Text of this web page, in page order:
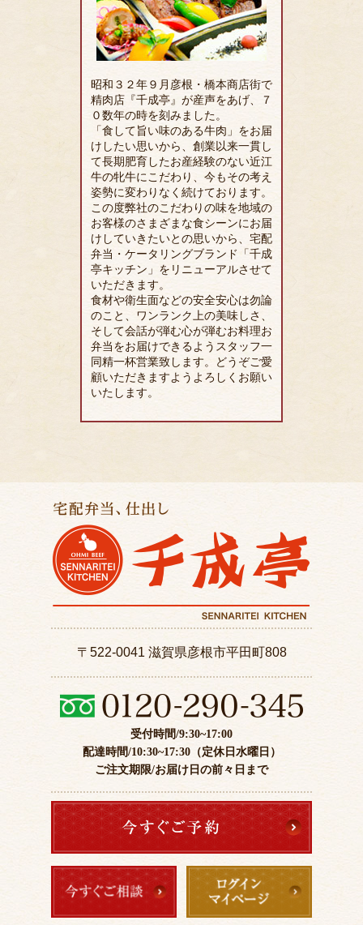
昭和３２年９月彦根・橋本商店街で
精肉店『千成亭』が産声をあげ、７
０数年の時を刻みました。
「食して旨い味のある牛肉」をお届
けしたい思いから、創業以来一貫し
て長期肥育したお産経験のない近江
牛の牝牛にこだわり、今もその考え
姿勢に変わりなく続けております。
この度弊社のこだわりの味を地域の
お客様のさまざまな食シーンにお届
けしていきたいとの思いから、宅配
弁当・ケータリングブランド「千成
亭キッチン」をリニューアルさせて
いただきます。
食材や衛生面などの安全安心は勿論
のこと、ワンランク上の美味しさ、
そして会話が弾む心が弾むお料理お
弁当をお届けできるようスタッフ一
同精一杯営業致します。どうぞご愛
顧いただきますようよろしくお願い
いたします。
〒522-0041 滋賀県彦根市平田町808
受付時間/9:30~17:00
配達時間/10:30~17:30（定休日水曜日）
ご注文期限/お届け日の前々日まで